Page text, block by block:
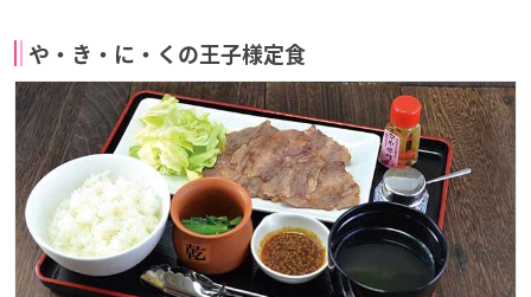
や・き・に・くの王子様定食